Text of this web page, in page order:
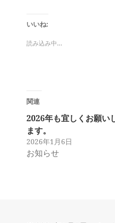
し
て
T
i
t
(
新
し
い
ウ
ィ
ン
ド
ウ
で
共
し
て
さ
い
いいね:
読み込み中…
関連
2026年も宜しくお願い
ます。
2026年1月6日
お知らせ